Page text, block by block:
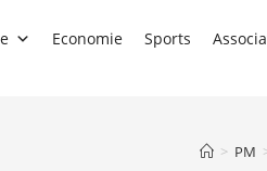
Economie Sports
> PM